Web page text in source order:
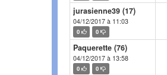
jurasienne39 (17)
04/12/2017 à 11:03
0 0
Paquerette (76)
04/12/2017 à 13:58
0 0